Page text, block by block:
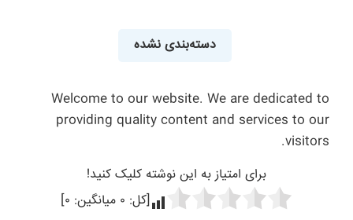
دسته‌بندی نشده
Welcome to our website. We are dedicated to
providing quality content and services to our
visitors.
برای امتیاز به این نوشته کلیک کنید!
[کل: ۰ میانگین: ۰]